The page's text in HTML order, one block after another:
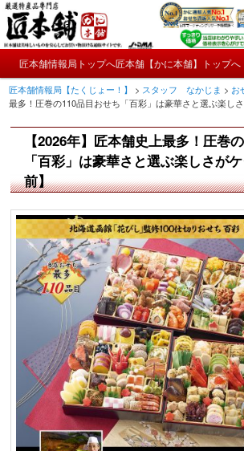
メ
イ
ン
ン
テ
ン
匠本舗情報局【たくじ
かにやおせちについてのおもしろ情報や興味深い
ン
メ
メ
イ
ン
コ
ン
テ
ン
ツ
動
匠本舗情報局トップへ匠本舗【かに本舗】トップへ
匠本舗情報局【たくじょー！】 > スタッフ なかじま > お
最多！圧巻の110品目おせち「百彩」は豪華さと選ぶ楽し
【2026年】匠本舗史上最多！圧巻
「百彩」は豪華さと選ぶ楽しさが
前】